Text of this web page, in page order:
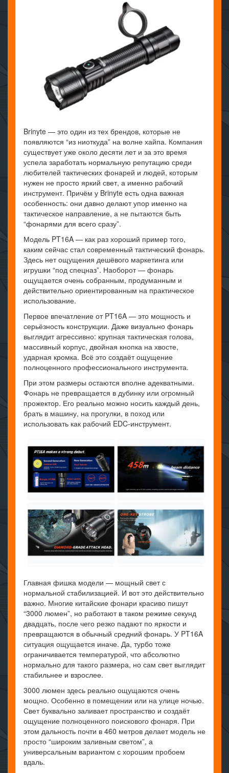
Brinyte — это один из тех брендов, которые не
появляются “из ниоткуда” на волне хайпа. Компания
существует уже около десяти лет и за это время
успела заработать нормальную репутацию среди
любителей тактических фонарей и людей, которым
нужен не просто яркий свет, а именно рабочий
инструмент. Причём у Brinyte есть одна важная
особенность: они давно делают упор именно на
тактическое направление, а не пытаются быть
“фонарями для всего сразу”.
Модель PT16A — как раз хороший пример того,
каким сейчас стал современный тактический фонарь.
Здесь нет ощущения дешёвого маркетинга или
игрушки “под спецназ”. Наоборот — фонарь
ощущается очень собранным, продуманным и
действительно ориентированным на практическое
использование.
Первое впечатление от PT16A — это мощность и
серьёзность конструкции. Даже визуально фонарь
выглядит агрессивно: крупная тактическая голова,
массивный корпус, двойная кнопка на хвосте,
ударная кромка. Всё это создаёт ощущение
полноценного профессионального инструмента.
При этом размеры остаются вполне адекватными.
Фонарь не превращается в дубинку или огромный
прожектор. Его реально можно носить каждый день,
брать в машину, на прогулки, в поход или
использовать как рабочий EDC-инструмент.
Главная фишка модели — мощный свет с
нормальной стабилизацией. И вот это действительно
важно. Многие китайские фонари красиво пишут
“3000 люмен”, но работают в таком режиме секунд
двадцать, после чего резко падают по яркости и
превращаются в обычный средний фонарь. У PT16A
ситуация ощущается иначе. Да, турбо тоже
ограничивается температурой, что абсолютно
нормально для такого размера, но сам свет выглядит
стабильнее и взрослее.
3000 люмен здесь реально ощущаются очень
мощно. Особенно в помещении или на улице ночью.
Свет буквально заливает пространство и создаёт
ощущение полноценного поискового фонаря. При
этом дальность почти в 460 метров делает модель не
просто “широким заливным светом”, а
универсальным вариантом с хорошим пробоем
вдаль.